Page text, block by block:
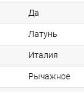
Да
Латунь
Италия
Рычажное